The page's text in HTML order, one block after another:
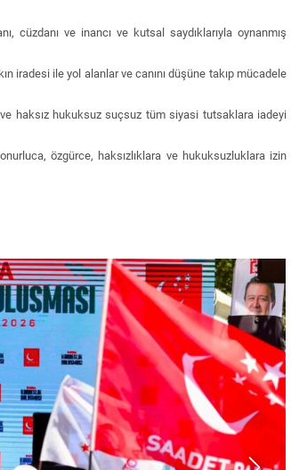
cüzdanı ve inancı ve kutsal saydıklarıyla oynanmış
iradesi ile yol alanlar ve canını düşüne takıp mücadele
ve haksız hukuksuz suçsuz tüm siyasi tutsaklara iadeyi
özgürce, haksızlıklara ve hukuksuzluklara izin
“Sandık Emaneti Kişisel İkbal İçin Kullanılamaz”